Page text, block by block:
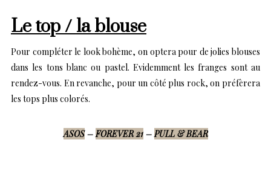
Le top / la blouse
Pour compléter le look bohème, on optera pour de jolies blouses
dans les tons blanc ou pastel. Evidemment les franges sont au
rendez-vous. En revanche, pour un côté plus rock, on préfèrera
les tops plus colorés.
ASOS–FOREVER 21–PULL & BEAR